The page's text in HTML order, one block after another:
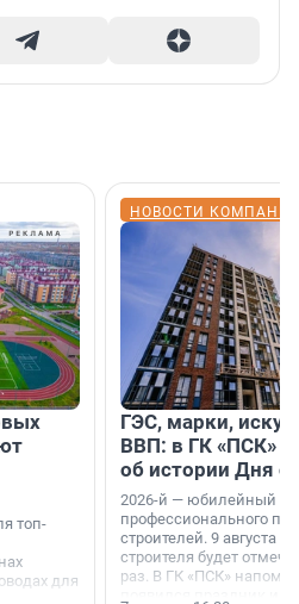
топ-
для
НОВОСТИ
ГЭС, марки,
ВВП: в ГК «ПСК»
об истории Дня
2026-й — юбилейный
профессионального
строителей. 9 августа
строителя будет
раз. В ГК «ПСК»